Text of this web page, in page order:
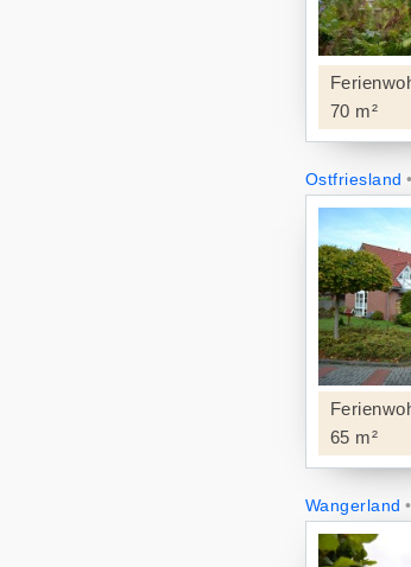
70 m²
Ostfriesland
65 m²
Wangerland